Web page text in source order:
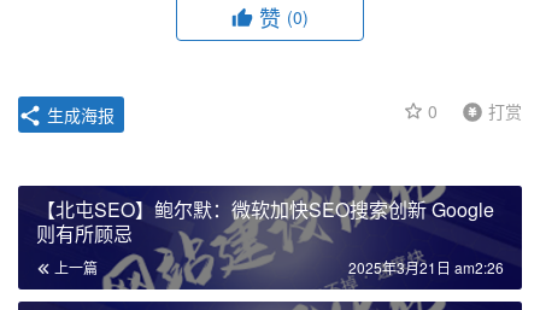
赞 (0)
0 打赏
生成海报
【北屯SEO】鲍尔默：微软加快SEO搜索创新 Google
则有所顾忌
上一篇 2025年3月21日 am2:26